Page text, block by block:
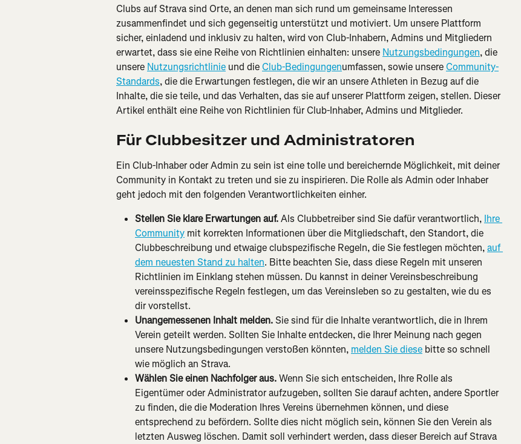
Clubs auf Strava sind Orte, an denen man sich rund um gemeinsame Interessen
zusammenfindet und sich gegenseitig unterstützt und motiviert. Um unsere Plattform
sicher, einladend und inklusiv zu halten, wird von Club-Inhabern, Admins und Mitgliedern
erwartet, dass sie eine Reihe von Richtlinien einhalten: unsere Nutzungsbedingungen, die
unsere Nutzungsrichtlinie und die Club-Bedingungenumfassen, sowie unsere Community-
Standards, die die Erwartungen festlegen, die wir an unsere Athleten in Bezug auf die
Inhalte, die sie teile, und das Verhalten, das sie auf unserer Plattform zeigen, stellen. Dieser
Artikel enthält eine Reihe von Richtlinien für Club-Inhaber, Admins und Mitglieder.
Für Clubbesitzer und Administratoren
Ein Club-Inhaber oder Admin zu sein ist eine tolle und bereichernde Möglichkeit, mit deiner
Community in Kontakt zu treten und sie zu inspirieren. Die Rolle als Admin oder Inhaber
geht jedoch mit den folgenden Verantwortlichkeiten einher.
Stellen Sie klare Erwartungen auf. Als Clubbetreiber sind Sie dafür verantwortlich, Ihre
Community mit korrekten Informationen über die Mitgliedschaft, den Standort, die
Clubbeschreibung und etwaige clubspezifische Regeln, die Sie festlegen möchten, auf
dem neuesten Stand zu halten. Bitte beachten Sie, dass diese Regeln mit unseren
Richtlinien im Einklang stehen müssen. Du kannst in deiner Vereinsbeschreibung
vereinsspezifische Regeln festlegen, um das Vereinsleben so zu gestalten, wie du es
dir vorstellst.
Unangemessenen Inhalt melden. Sie sind für die Inhalte verantwortlich, die in Ihrem
Verein geteilt werden. Sollten Sie Inhalte entdecken, die Ihrer Meinung nach gegen
unsere Nutzungsbedingungen verstoßen könnten, melden Sie diese bitte so schnell
wie möglich an Strava.
Wählen Sie einen Nachfolger aus. Wenn Sie sich entscheiden, Ihre Rolle als
Eigentümer oder Administrator aufzugeben, sollten Sie darauf achten, andere Sportler
zu finden, die die Moderation Ihres Vereins übernehmen können, und diese
entsprechend zu befördern. Sollte dies nicht möglich sein, können Sie den Verein als
letzten Ausweg löschen. Damit soll verhindert werden, dass dieser Bereich auf Strava